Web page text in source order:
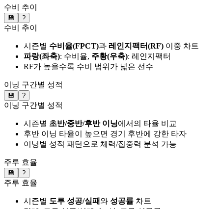
수비 추이
💾 ?
수비 추이
시즌별 수비율(FPCT)과 레인지팩터(RF) 이중 차트
파랑(좌축): 수비율, 주황(우축): 레인지팩터
RF가 높을수록 수비 범위가 넓은 선수
이닝 구간별 성적
💾 ?
이닝 구간별 성적
시즌별 초반/중반/후반 이닝에서의 타율 비교
후반 이닝 타율이 높으면 경기 후반에 강한 타자
이닝별 성적 패턴으로 체력/집중력 분석 가능
주루 효율
💾 ?
주루 효율
시즌별 도루 성공/실패와 성공률 차트